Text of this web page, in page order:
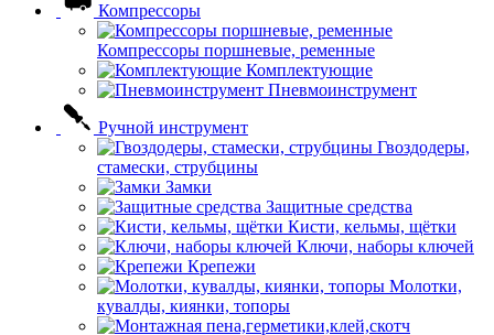
Компрессоры
Компрессоры поршневые, ременные
Комплектующие
Пневмоинструмент
Ручной инструмент
Гвоздодеры,
стамески, струбцины
Замки
Защитные средства
Кисти, кельмы, щётки
Ключи, наборы ключей
Крепежи
Молотки,
кувалды, киянки, топоры